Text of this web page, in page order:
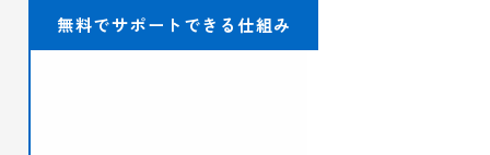
無料でサポートできる仕組み